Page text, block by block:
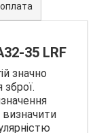
35 LRF
значно